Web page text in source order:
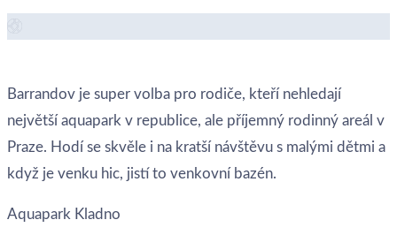
Barrandov je super volba pro rodiče, kteří nehledají
největší aquapark v republice, ale příjemný rodinný areál v
Praze. Hodí se skvěle i na kratší návštěvu s malými dětmi a
když je venku hic, jistí to venkovní bazén.
Aquapark Kladno